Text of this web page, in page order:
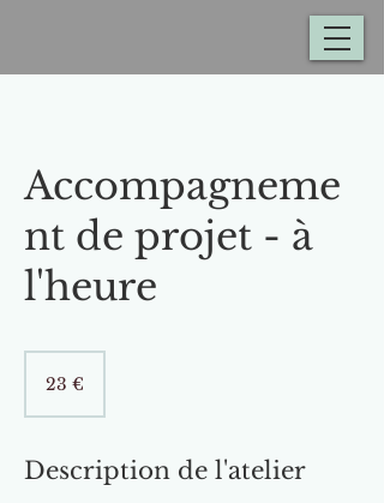
Accompagneme
nt de projet - à
l'heure
23 €
Description de l'atelier